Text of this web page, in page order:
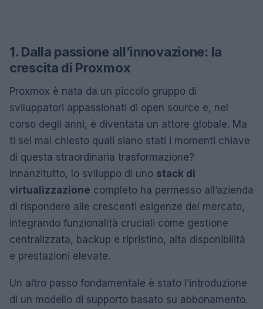
1. Dalla passione all’innovazione: la
crescita di Proxmox
Proxmox è nata da un piccolo gruppo di
sviluppatori appassionati di open source e, nel
corso degli anni, è diventata un attore globale. Ma
ti sei mai chiesto quali siano stati i momenti chiave
di questa straordinaria trasformazione?
Innanzitutto, lo sviluppo di uno stack di
virtualizzazione completo ha permesso all’azienda
di rispondere alle crescenti esigenze del mercato,
integrando funzionalità cruciali come gestione
centralizzata, backup e ripristino, alta disponibilità
e prestazioni elevate.
Un altro passo fondamentale è stato l’introduzione
di un modello di supporto basato su abbonamento.